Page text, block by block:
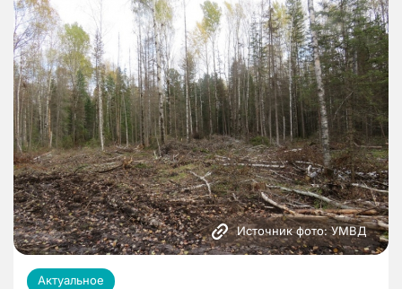
Источник фото: УМВД
Актуальное